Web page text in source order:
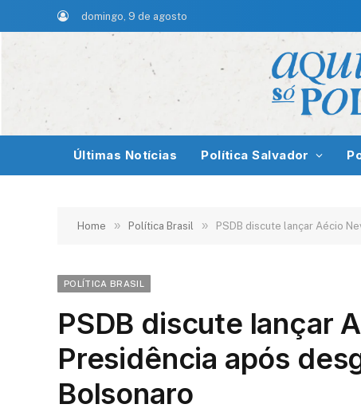
domingo, 9 de agosto
Últimas Notícias Política Salvador
Home » Política Brasil » PSDB discute lançar Aécio
POLÍTICA BRASIL
PSDB discute lançar
Presidência após
Bolsonaro